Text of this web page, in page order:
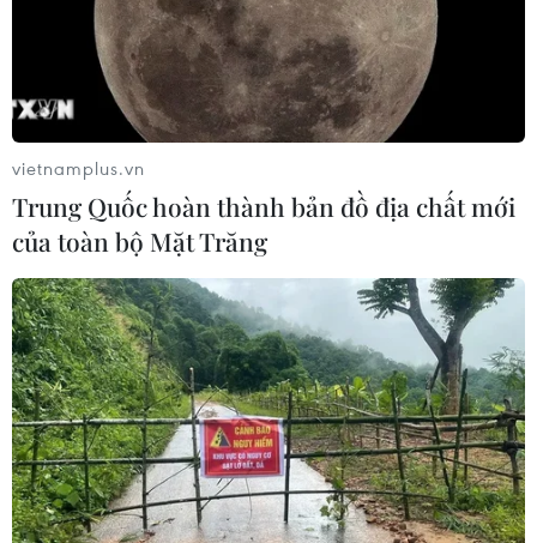
TIN CÙNG CHUYÊN MỤC
Cảnh sát giao thông triển khai chiến
dịch nâng cao kỹ năng lái xe môtô, xe
gắn máy
07/08/2026 14:37
vietnamplus.vn
Trung Quốc hoàn thành bản đồ địa chất mới
của toàn bộ Mặt Trăng